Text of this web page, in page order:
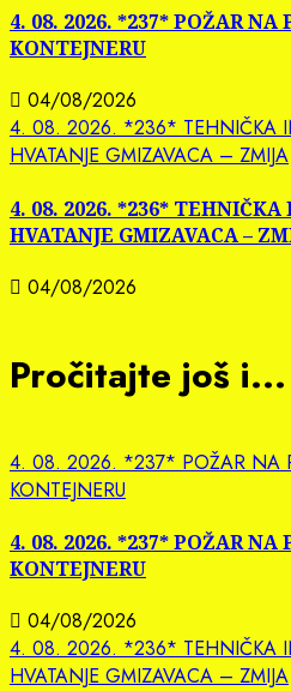
4. 08. 2026. *237* POŽAR NA
KONTEJNERU
04/08/2026
4. 08. 2026. *236* TEHNIČKA
HVATANJE GMIZAVACA – ZMIJA
4. 08. 2026. *236* TEHNIČKA
HVATANJE GMIZAVACA –
04/08/2026
Pročitajte još i...
4. 08. 2026. *237* POŽAR NA
KONTEJNERU
4. 08. 2026. *237* POŽAR NA
KONTEJNERU
04/08/2026
4. 08. 2026. *236* TEHNIČKA
HVATANJE GMIZAVACA – ZMIJA